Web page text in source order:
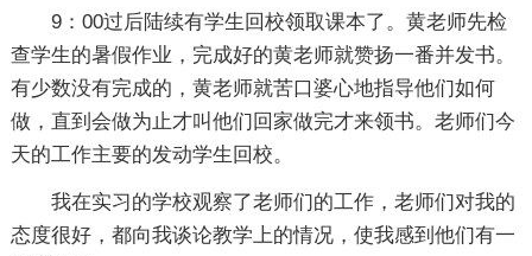
9：00过后陆续有学生回校领取课本了。黄老师先检
查学生的暑假作业，完成好的黄老师就赞扬一番并发书。
有少数没有完成的，黄老师就苦口婆心地指导他们如何
做，直到会做为止才叫他们回家做完才来领书。老师们今
天的工作主要的发动学生回校。
我在实习的学校观察了老师们的工作，老师们对我的
态度很好，都向我谈论教学上的情况，使我感到他们有一